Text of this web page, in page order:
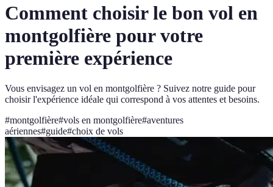
Comment choisir le bon vol en
montgolfière pour votre
première expérience
Vous envisagez un vol en montgolfière ? Suivez notre guide pour
choisir l'expérience idéale qui correspond à vos attentes et besoins.
#montgolfière#vols en montgolfière#aventures
aériennes#guide#choix de vols